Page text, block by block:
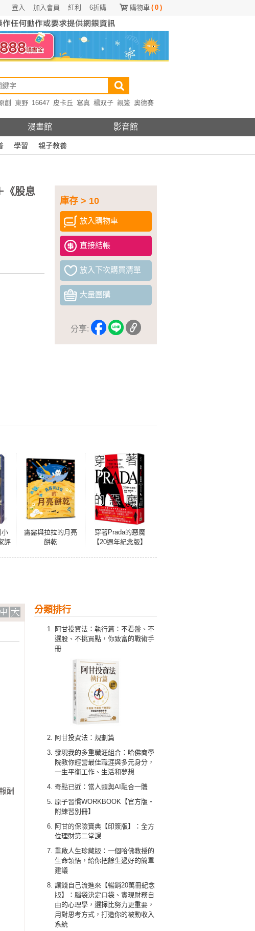
購物車 ( 0 )
6折購
紅利
加入會員
登入
創 東野 16647 皮卡丘 寫真 楊双子 親簽 奧德賽
漫畫館 影音館
學習 親子教養
庫存 > 10
放入購物車
直接結帳
放入下次購買清單
大量團購
分享:
《股息
小
評
露露與拉拉的月亮
餅乾
穿著Prada的惡魔
【20週年紀念版】
分類排行
阿甘投資法：執行篇：不看盤、不
選股、不挑買點，你致富的戰術手
冊
阿甘投資法：規劃篇
發現我的多重職涯組合：哈佛商學
院教你經營最佳職涯與多元身分，
一生平衡工作、生活和夢想
奇點已近：當人類與AI融合一體
原子習慣WORKBOOK【官方版‧
附練習別冊】
阿甘的保險寶典【印簽版】：全方
位理財第二堂課
重啟人生珍藏版：一個哈佛教授的
生命領悟，給你把餘生過好的簡單
建議
讓錢自己流進來【暢銷20萬冊紀念
版】：腦袋決定口袋、實現財務自
由的心理學，選擇比努力更重要，
用對思考方式，打造你的被動收入
系統
酬